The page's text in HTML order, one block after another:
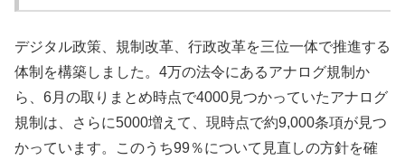
デジタル政策、規制改革、行政改革を三位一体で推進する
体制を構築しました。4万の法令にあるアナログ規制か
ら、6月の取りまとめ時点で4000見つかっていたアナログ
規制は、さらに5000増えて、現時点で約9,000条項が見つ
かっています。このうち99％について見直しの方針を確